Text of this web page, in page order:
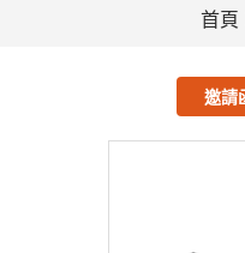
首頁
邀請